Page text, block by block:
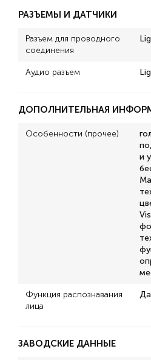
РАЗЪЕМЫ И ДАТЧИКИ
Разъем для проводного
соединения
Аудио разъем
ДОПОЛНИТЕЛЬНАЯ
Особенности (прочее)
и
Функция распознавания
лица
Да
ЗАВОДСКИЕ ДАННЫЕ